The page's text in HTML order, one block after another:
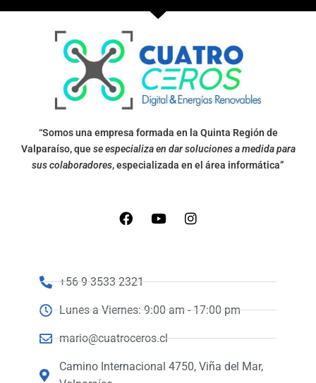
“Somos una empresa formada en la Quinta Región de
Valparaíso, quese especializa en dar soluciones a medida para
sus colaboradores, especializada en el área informática”
+56 9 3533 2321
Lunes a Viernes: 9:00 am - 17:00 pm
mario@cuatroceros.cl
Camino Internacional 4750, Viña del Mar,